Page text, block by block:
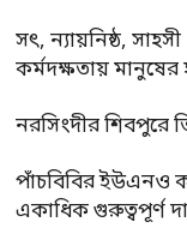
সৎ, ন্যায়নিষ্ঠ,
কর্মদক্ষতায়
নরসিংদীর শিবপুরে
পাঁচবিবির ইউএনও
একাধিক গুরুত্বপূর্ণ